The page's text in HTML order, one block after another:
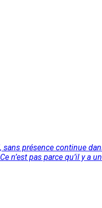
présence continue
n’est pas parce qu’il y a